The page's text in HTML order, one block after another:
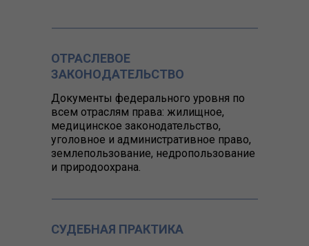
ОТРАСЛЕВОЕ
ЗАКОНОДАТЕЛЬСТВО
Документы федерального уровня по
всем отраслям права: жилищное,
медицинское законодательство,
уголовное и административное право,
землепользование, недропользование
и природоохрана.
СУДЕБНАЯ ПРАКТИКА